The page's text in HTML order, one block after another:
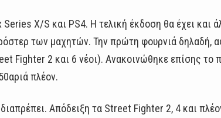
X/S και PS4. H τελική έκδοση θα έχει και
των μαχητών. Την πρώτη φουρνιά δηλαδή,
Fighter 2 και 6 νέοι). Ανακοινώθηκε επίσης το
πλέον.
Απόδειξη τα Street Fighter 2, 4 και